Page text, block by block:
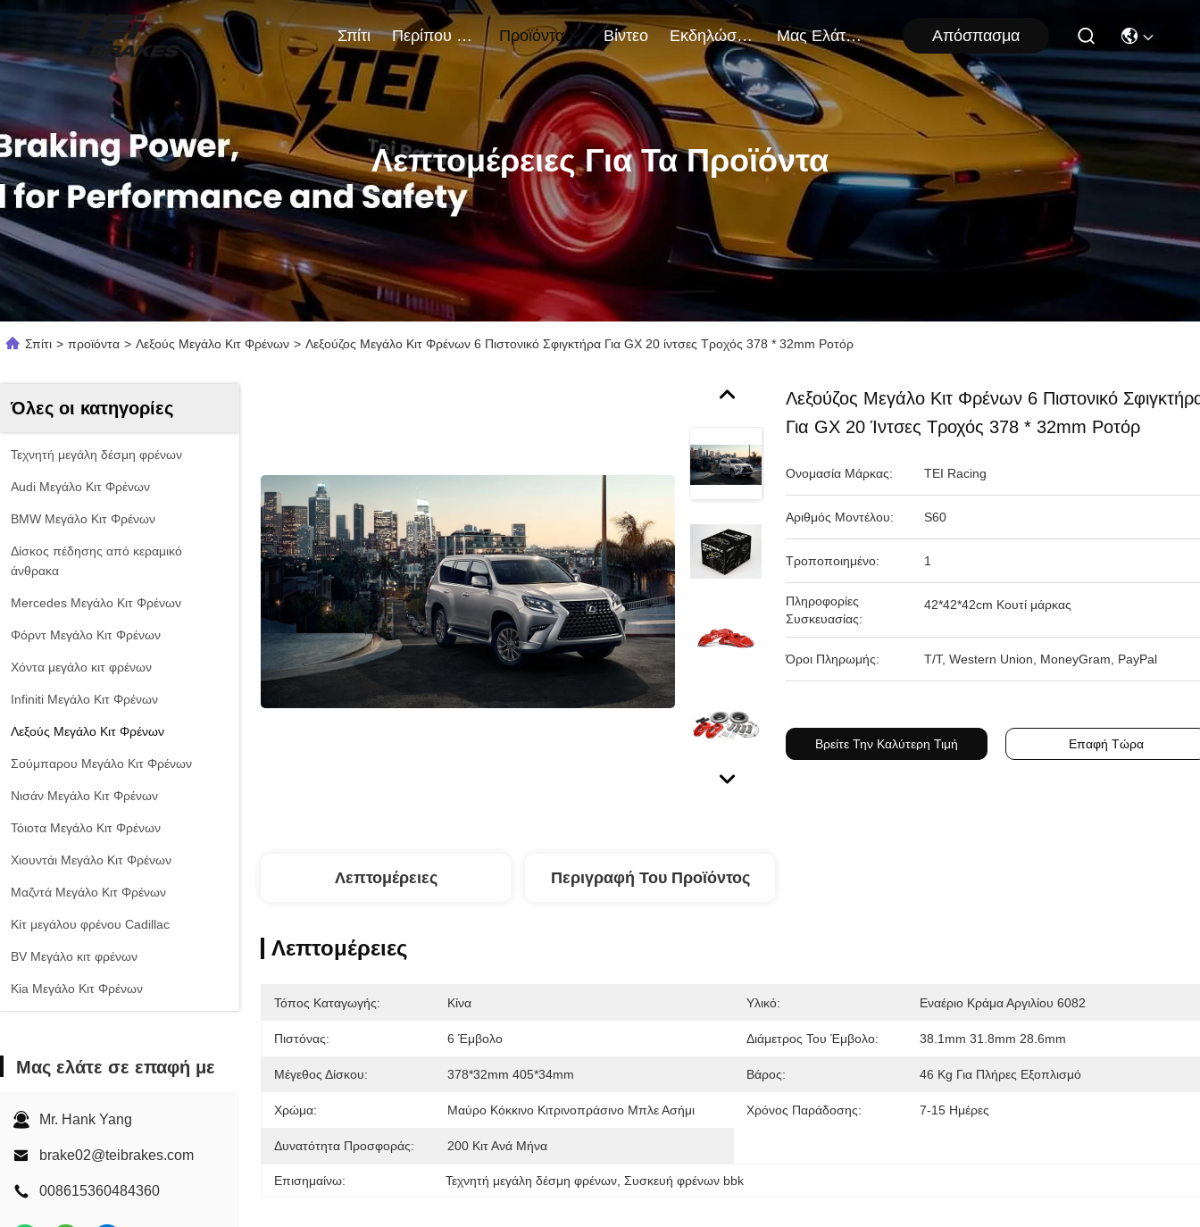
Σπίτι Περίπου Εμείς Προϊόντα Βίντεο Εκδηλώσεις Μας Ελάτε Σε Επαφή Με Απόσπασμα
Λεπτομέρειες Για Τα Προϊόντα
Σπίτι > προϊόντα > Λεξούς Μεγάλο Κιτ Φρένων > Λεξούζος Μεγάλο Κιτ Φρένων 6 Πιστονικό Σφιγκτήρα Για GX 20 ίντσες Τροχός 378 * 32mm Ροτόρ
Όλες οι κατηγορίες
Τεχνητή μεγάλη δέσμη φρένων
Audi Μεγάλο Κιτ Φρένων
BMW Μεγάλο Κιτ Φρένων
Δίσκος πέδησης από κεραμικό
άνθρακα
Mercedes Μεγάλο Κιτ Φρένων
Φόρντ Μεγάλο Κιτ Φρένων
Χόντα μεγάλο κιτ φρένων
Infiniti Μεγάλο Κιτ Φρένων
Λεξούς Μεγάλο Κιτ Φρένων
Σούμπαρου Μεγάλο Κιτ Φρένων
Νισάν Μεγάλο Κιτ Φρένων
Τόιοτα Μεγάλο Κιτ Φρένων
Χιουντάι Μεγάλο Κιτ Φρένων
Μαζντά Μεγάλο Κιτ Φρένων
Κίτ μεγάλου φρένου Cadillac
ΒV Μεγάλο κιτ φρένων
Kia Μεγάλο Κιτ Φρένων
Σετ Κεραμικών Φρένων
Μας ελάτε σε επαφή με
Mr. Hank Yang
brake02@teibrakes.com
008615360484360
Λεξούζος Μεγάλο Κιτ Φρένων 6 Πιστονικό
Για GX 20 Ίντσες Τροχός 378 * 32mm Ροτόρ
Ονομασία Μάρκας: TEI Racing
Αριθμός Μοντέλου: S60
Τροποποιημένο: 1
Πληροφορίες
Συσκευασίας:
42*42*42cm Κουτί μάρκας
Όροι Πληρωμής: T/T, Western Union, MoneyGram, PayPal
Βρείτε Την Καλύτερη Τιμή Επαφή Τώρα
Λεπτομέρειες Περιγραφή Του Προϊόντος
Λεπτομέρειες
Τόπος Καταγωγής: Κίνα Υλικό: Εναέριο Κράμα Αργιλίου 6082
Πιστόνας: 6 Έμβολο Διάμετρος Του Έμβολο: 38.1mm 31.8mm 28.6mm
Μέγεθος Δίσκου: 378*32mm 405*34mm Βάρος: 46 Kg Για Πλήρες Εξοπλισμό
Χρώμα: Μαύρο Κόκκινο Κιτρινοπράσινο Μπλε Ασήμι Χρόνος Παράδοσης: 7-15 Ημέρες
Δυνατότητα Προσφοράς: 200 Κιτ Ανά Μήνα
Επισημαίνω: Τεχνητή μεγάλη δέσμη φρένων , Συσκευή φρένων bbk